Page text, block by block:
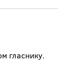
гласнику.